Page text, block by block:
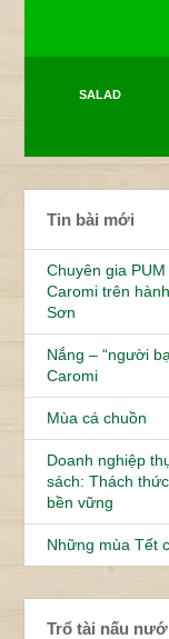
SALAD
Tin bài mới
Chuyên gia
Caromi trên
Sơn
Nắng – “người
Caromi
Mùa cá chuồn
Doanh nghiệp
sách: Thách
bền vững
Những mùa Tết
Trổ tài nấu